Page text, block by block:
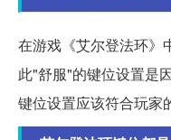
在游戏《艾尔登法环》
此"舒服"的键位设置是
键位设置应该符合玩家